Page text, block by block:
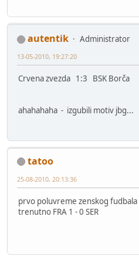
autentik
Administrator
13-05-2010, 19:27:20
Crvena zvezda 1:3 BSK Borča
ahahahaha - izgubili motiv jbg...
tatoo
25-08-2010, 20:13:36
prvo poluvreme zenskog fudbala
trenutno FRA 1 - 0 SER